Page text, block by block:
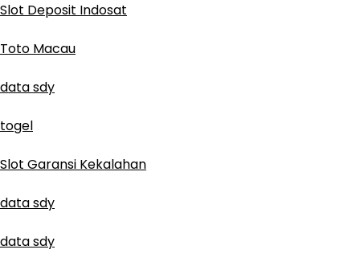
Slot Deposit Indosat
Toto Macau
data sdy
togel
Slot Garansi Kekalahan
data sdy
data sdy